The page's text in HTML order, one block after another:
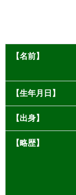
【名前】
【生年月日】
【出身】
【略歴】